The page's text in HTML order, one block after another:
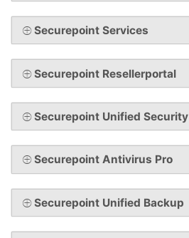
Securepoint Services
Securepoint Resellerportal
Securepoint Unified Security
Securepoint Antivirus Pro
Securepoint Unified Backup